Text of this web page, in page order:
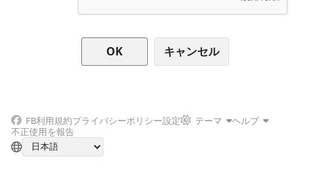
キャンセル
FB利用規約プライバシーポリシー設定 テーマ
ヘルプ
不正使用を報告